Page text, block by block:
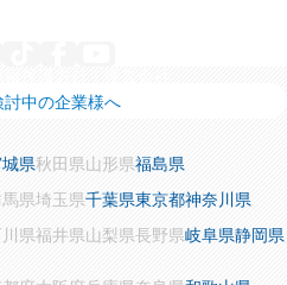
中の企業様へ
県秋田県山形県福島県
県埼玉県千葉県東京都神奈川県
県福井県山梨県長野県岐阜県静岡県